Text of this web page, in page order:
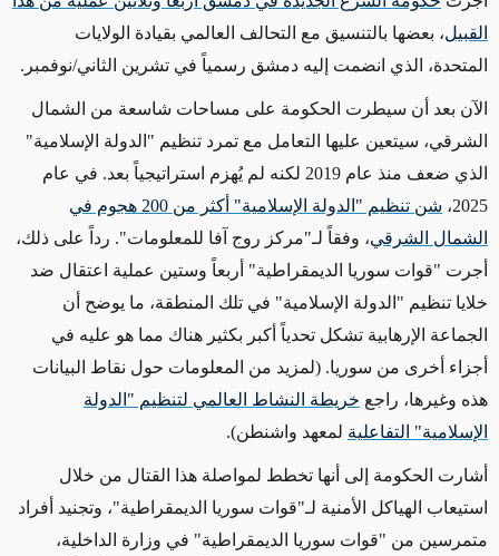
القبيل، بعضها بالتنسيق مع التحالف العالمي بقيادة الولايات
المتحدة، الذي انضمت إليه دمشق رسمياً في تشرين الثاني/نوفمبر .
الآن بعد أن سيطرت الحكومة على مساحات شاسعة من الشمال
الشرقي، سيتعين عليها التعامل مع تمرد تنظيم "الدولة الإسلامية"
الذي ضعف منذ عام 2019 لكنه لم يُهزم استراتيجياً بعد. في عام
2025،
شن تنظيم "الدولة الإسلامية" أكثر من 200 هجوم في
الشمال الشرقي، وفقاً لـ"مركز روج آفا للمعلومات". رداً على ذلك،
أجرت "قوات سوريا الديمقراطية" أربعاً وستين عملية اعتقال ضد
خلايا تنظيم "الدولة الإسلامية" في تلك المنطقة، ما يوضح أن
الجماعة الإرهابية تشكل تحدياً أكبر بكثير هناك مما هو عليه في
أجزاء أخرى من سوريا. (لمزيد من المعلومات حول نقاط البيانات
هذه وغيرها، راجع خريطة النشاط العالمي لتنظيم "الدولة
الإسلامية" التفاعلية لمعهد واشنطن).
أشارت الحكومة إلى أنها تخطط لمواصلة هذا القتال من خلال
استيعاب الهياكل الأمنية لـ"قوات سوريا الديمقراطية"، وتجنيد أفراد
متمرسين من "قوات سوريا الديمقراطية" في وزارة الداخلية،